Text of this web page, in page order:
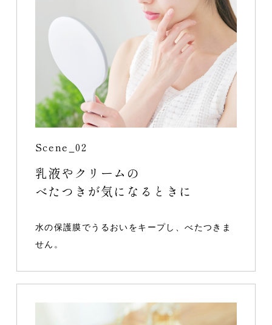
Scene_02
乳液やクリームの
べたつきが気になるときに
水の保護膜でうるおいをキープし、べたつきま
せん。